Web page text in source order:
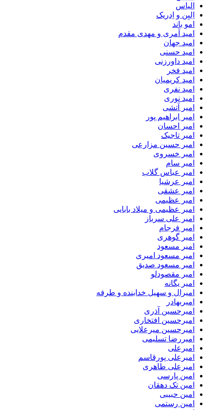
الیاس
اِلیِن و اِدریک
امو باند
امید آمری و مهدی مقدم
امید جهان
امید حسنی
امید داورزنی
امید فخر
امید کریمیان
امید نفری
امید نوری
امیر آتشی
امیر ابراهیم پور
امیر احسان
امیر تاجیک
امیر حسین مزارعی
امیر خسروی
امیر سام
امیر عباس گلاب
امیر عرشیا
امیر عشقی
امیر عظیمی
امیر عظیمی و میلاد بابایی
امیر علی سرباز
امیر فرجام
امیر گوهری
امیر مسعود
امیر مسعود امیری
امیر مسعود صدیق
امیر مقصودلو
امیر یگانه
امیرال و سهیل خدابنده و طرفه
امیربهادر
امیرحسین آذری
امیرحسین افتخاری
امیرحسین میرعلایی
امیررضا تسلیمی
امیرعلی
امیرعلی پورقاسم
امیرعلی طاهری
امین پارسی
امین تک دهقان
امین حبیبی
امین رستمی